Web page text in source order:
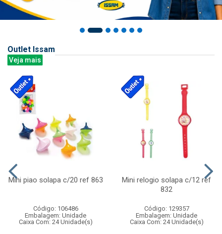
Outlet Issam
Veja mais
Mini piao solapa c/20 ref 863
Código: 106486
Embalagem: Unidade
Caixa Com: 24 Unidade(s)
Mini relogio solapa c/12 ref
832
Código: 129357
Embalagem: Unidade
Caixa Com: 24 Unidade(s)